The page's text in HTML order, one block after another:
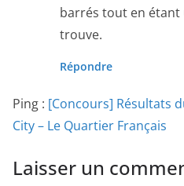
barrés tout en étant
trouve.
Répondre
Ping : [Concours] Résultats
City – Le Quartier Français
Laisser un